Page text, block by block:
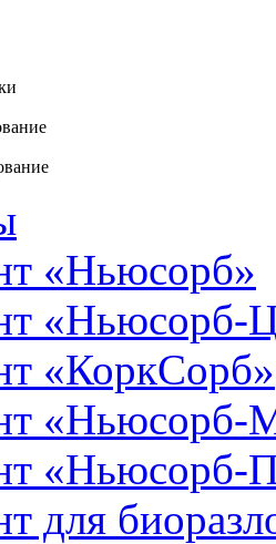
«Ньюсорб»
«Ньюсорб-
«КоркСорб»
«Ньюсорб-
«Ньюсорб-
для